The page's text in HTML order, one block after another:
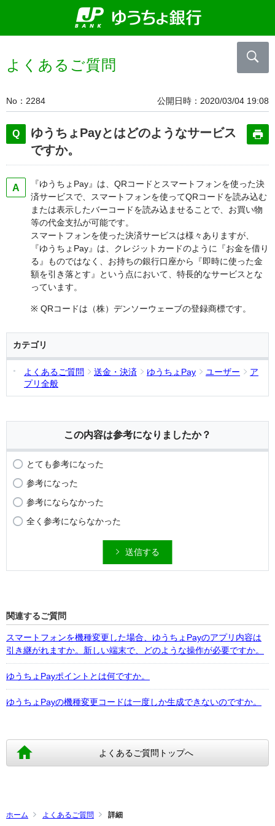
よくあるご質問
No 2284 公開日時 2020/03/04 19:08
ゆうちょPayとはどのようなサービス
ですか。
『ゆうちょPay』は、QRコードとスマートフォンを使った決
済サービスで、スマートフォンを使ってQRコードを読み込む
または表示したバーコードを読み込ませることで、お買い物
等の代金支払が可能です。
スマートフォンを使った決済サービスは様々ありますが、
『ゆうちょPay』は、クレジットカードのように『お金を借り
る』ものではなく、お持ちの銀行口座から『即時に使った金
額を引き落とす』という点において、特長的なサービスとな
っています。
※ QRコードは（株）デンソーウェーブの登録商標です。
カテゴリ
よくあるご質問 送金・決済 ゆうちょPay ユーザー
ア
プリ全般
この内容は参考になりましたか？
とても参考になった
参考になった
参考にならなかった
全く参考にならなかった
送信する
関連するご質問
スマートフォンを機種変更した場合、ゆうちょPayのアプリ内容は
引き継がれますか。新しい端末で、どのような操作が必要ですか。
ゆうちょPayポイントとは何ですか。
ゆうちょPayの機種変更コードは一度しか生成できないのですか。
よくあるご質問トップへ
ホーム よくあるご質問 詳細